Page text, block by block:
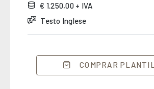
€ 1.250,00 + IVA
Testo Inglese
COMPRAR